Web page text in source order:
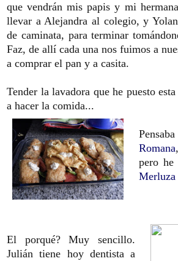
que vendrán mis papis y mi
llevar a Alejandra al colegio, y
de caminata, para terminar
Faz, de allí cada una nos fuimos a
a comprar el pan y a casita.
Tender la lavadora que he puesto
a hacer la comida...
Romana
pero he
El porqué? Muy sencillo.
Julián tiene hoy dentista a